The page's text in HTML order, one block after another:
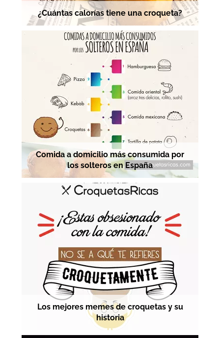
¿Cuántas calorías tiene una croqueta?
Comida a domicilio más consumida por
los solteros en España
Los mejores memes de croquetas y su
historia